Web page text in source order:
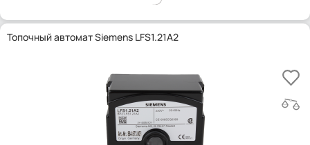
Топочный автомат Siemens LFS1.21A2